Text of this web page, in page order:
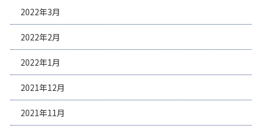
2022年3月
2022年2月
2022年1月
2021年12月
2021年11月